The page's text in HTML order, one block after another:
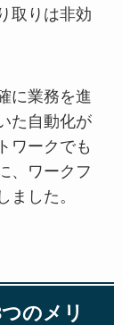
取りは非効
に業務を進
た自動化が
ワークでも
、ワークフ
ました。
のメリ